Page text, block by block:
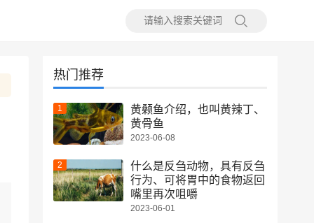
热门推荐
黄颡鱼介绍，也叫黄辣丁、
黄骨鱼
2023-06-08
什么是反刍动物，具有反刍
行为、可将胃中的食物返回
嘴里再次咀嚼
2023-06-01